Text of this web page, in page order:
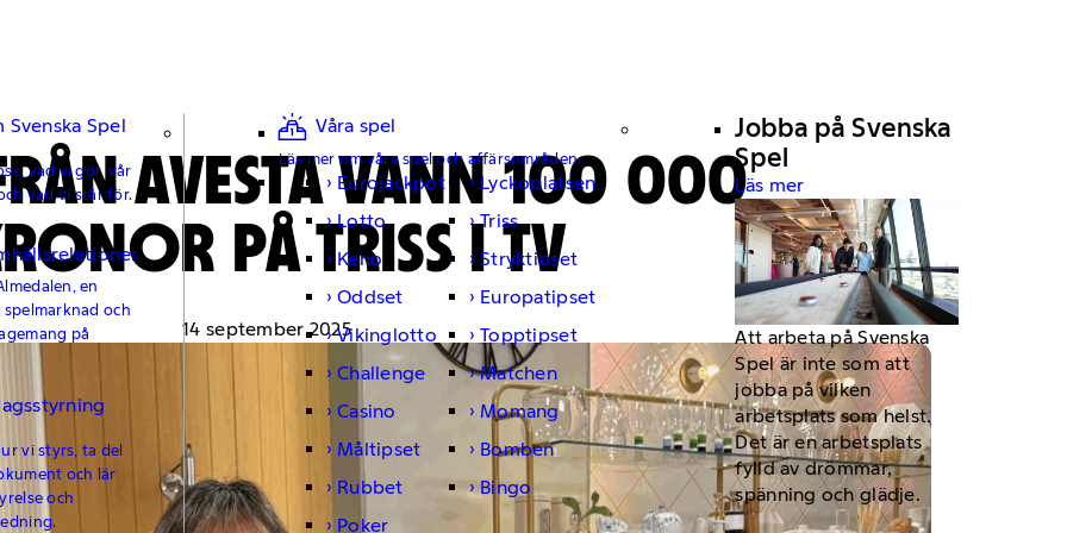
Svenska Spel
vad vi gör, vår
vad vi står för.
en
och
på
vi styrs, ta del
och lär
och
Våra spel
Läs mer om våra spel och affärsområden.
Eurojackpot
Lyckoplatsen
Lotto
Triss
Keno
Stryktipset
Oddset
Europatipset
Vikinglotto
Topptipset
Challenge
Matchen
Casino
Momang
Måltipset
Bomben
Rubbet
Bingo
Poker
Jobba på Svenska
Spel
Läs mer
Att arbeta på Svenska
Spel är inte som att
jobba på vilken
arbetsplats som helst.
Det är en arbetsplats
fylld av drömmar,
spänning och glädje.
AVESTA VANN 100 000
PÅ TRISS I TV
14 september 2025